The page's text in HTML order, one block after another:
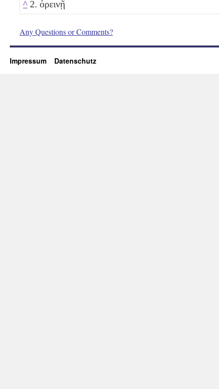
^ 2. ὀρεινῇ
Any Questions or Comments?
Impressum Datenschutz